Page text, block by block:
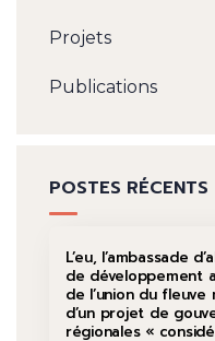
Projets
Publications
POSTES RÉCENTS
L’eu, l’ambassade
de développement
de l’union du
d’un projet de
régionales «